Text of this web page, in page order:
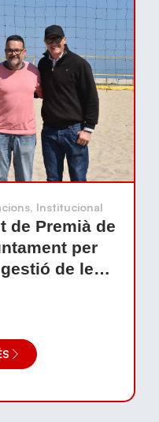
, Institucional
de Premià de
per
de les